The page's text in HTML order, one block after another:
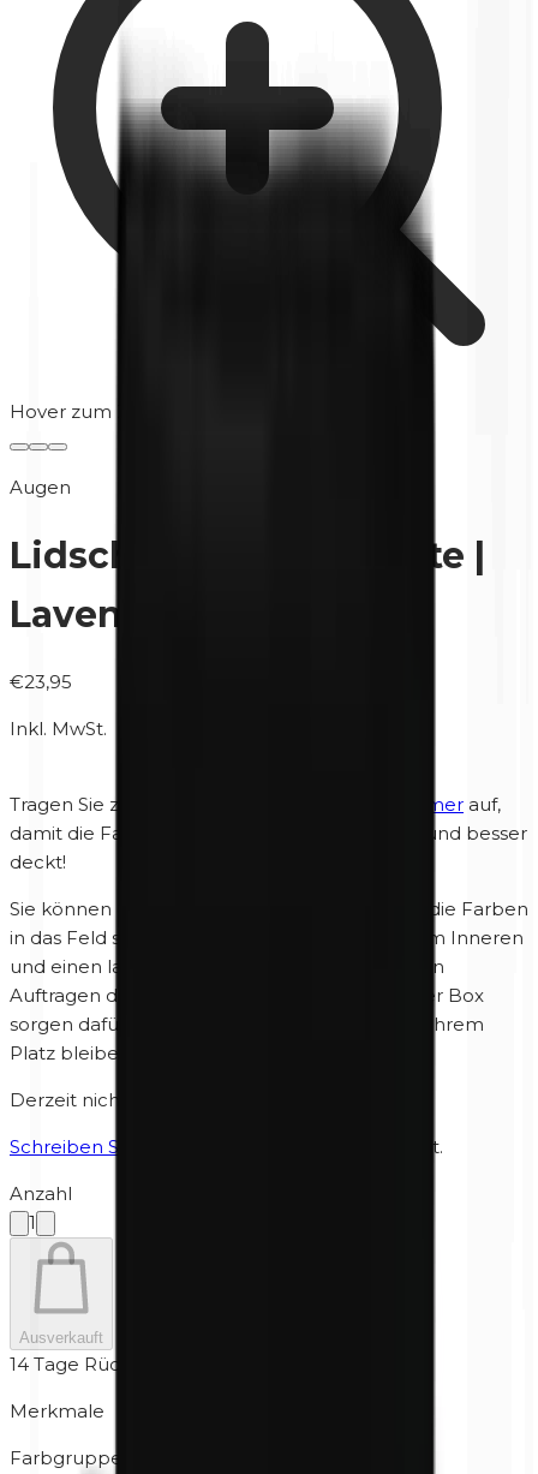
Hover zum Zoomen
Augen
Lidschatten Duo Palette |
Lavender Bliss
€23,95
Inkl. MwSt.
Tragen Sie zuerst den Unity Cosmetics Eye Primer auf,
damit die Farbe intensiver wird, besser haftet und besser
deckt!
Sie können die Reihenfolge wählen, in der Sie die Farben
in das Feld setzen. Die Box hat einen Spiegel im Inneren
und einen latexfreien Applikator zum schnellen
Auftragen des Lidschattens. Die Magnete in der Box
sorgen dafür, dass die Farben automatisch an ihrem
Platz bleiben.
Derzeit nicht auf Lager
Schreiben Sie uns wenn es wieder verfügbar ist.
Anzahl
1
Ausverkauft
14 Tage Rückgabe
Merkmale
Farbgruppe